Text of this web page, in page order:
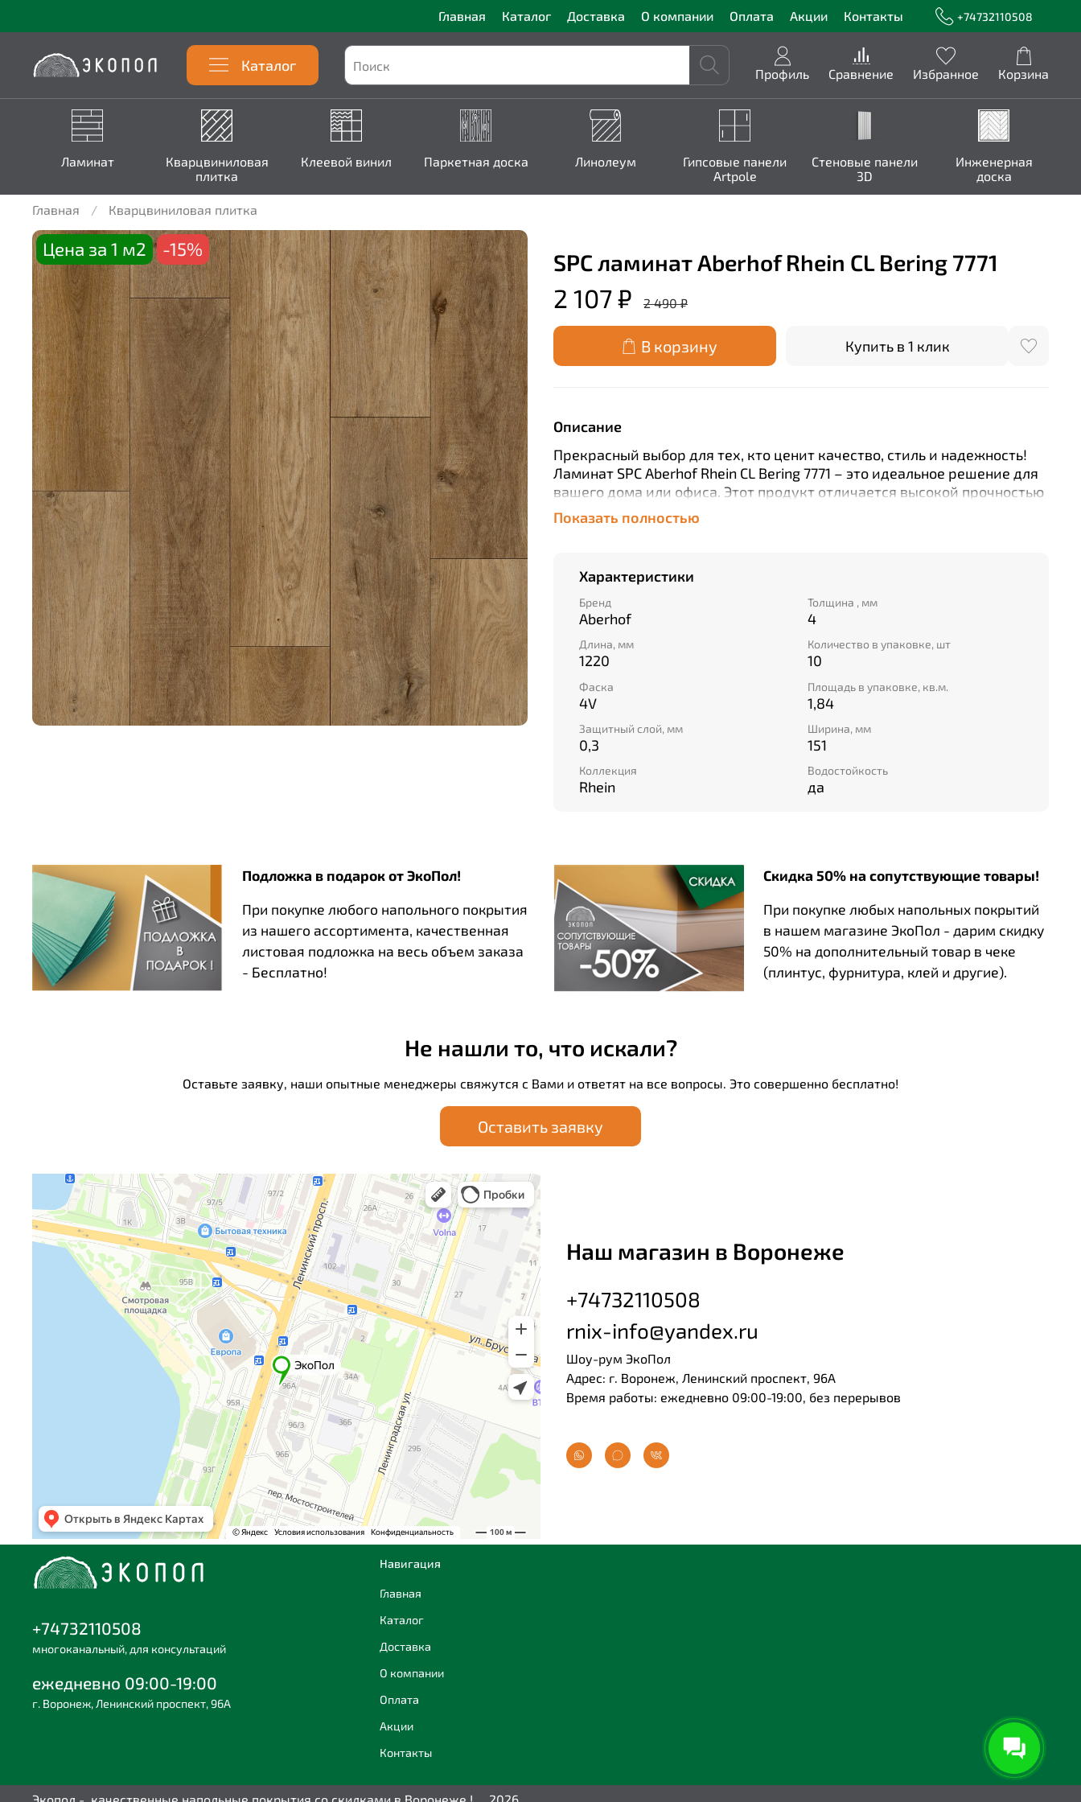
Главная Каталог Доставка О компании Оплата Акции Контакты +74732110508
Каталог Профиль Сравнение Избранное Корзина
Ламинат
Кварцвиниловая
плитка
Клеевой винил Паркетная доска Линолеум
Гипсовые панели
Artpole
Стеновые панели
3D
Инженерная
доска
Главная Кварцвиниловая плитка
Цена за 1 м2 -15% SPC ламинат Aberhof Rhein CL Bering 7771
2 107 ₽ 2 490 ₽
В корзину Купить в 1 клик
Описание
Прекрасный выбор для тех, кто ценит качество, стиль и надежность!
Ламинат SPC Aberhof Rhein CL Bering 7771 – это идеальное решение для
вашего дома или офиса. Этот продукт отличается высокой прочностью
и долговечностью благодаря использованию современных технологий
производства. Он также легко монтируется без использования клея,
привлекательности: он имеет уникальный дизайн под дерево, который
придаст вашему интерьеру элегантность и шик. Выбирайте лучшее –
выбирайте SPC ламинат Aberhof Rhein CL Bering 7771!
Показать полностью
Характеристики
Бренд
Aberhof
Толщина , мм
4
Длина, мм
1220
Количество в упаковке, шт
10
Фаска
4V
Площадь в упаковке, кв.м.
1,84
Защитный слой, мм
0,3
Ширина, мм
151
Коллекция
Rhein
Водостойкость
да
Подложка в подарок от ЭкоПол!
При покупке любого напольного покрытия
из нашего ассортимента, качественная
листовая подложка на весь объем заказа
- Бесплатно!
Скидка 50% на сопутствующие товары!
При покупке любых напольных покрытий
в нашем магазине ЭкоПол - дарим скидку
50% на дополнительный товар в чеке
(плинтус, фурнитура, клей и другие).
Не нашли то, что искали?
Оставьте заявку, наши опытные менеджеры свяжутся с Вами и ответят на все вопросы. Это совершенно бесплатно!
Оставить заявку
Наш магазин в Воронеже
+74732110508
rnix-info@yandex.ru
Шоу-рум ЭкоПол
Адрес: г. Воронеж, Ленинский проспект, 96А
Время работы: ежедневно 09:00-19:00, без перерывов
Навигация
Главная
Каталог
Доставка
О компании
Оплата
Акции
Контакты
+74732110508
многоканальный, для консультаций
ежедневно 09:00-19:00
г. Воронеж, Ленинский проспект, 96А